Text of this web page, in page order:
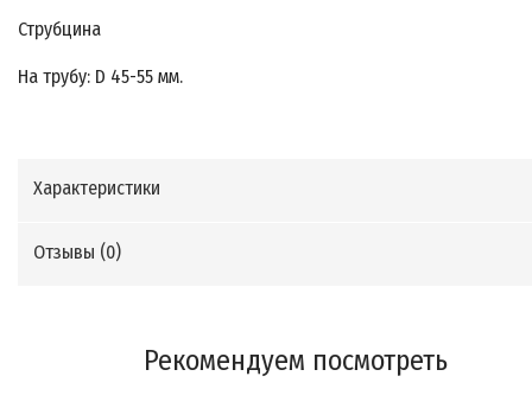
Струбцина
На трубу: D 45-55 мм.
Характеристики
Отзывы (0)
Рекомендуем посмотреть